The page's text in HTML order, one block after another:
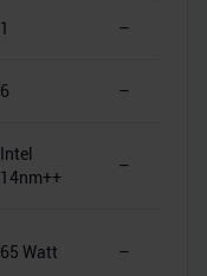
1 –
6 –
Intel
14nm++
–
65 Watt –